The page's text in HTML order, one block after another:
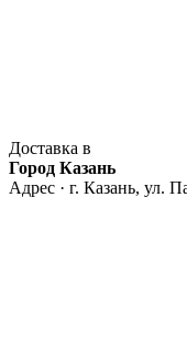
Доставка в
Город Казань
Адрес · г. Казань, ул.